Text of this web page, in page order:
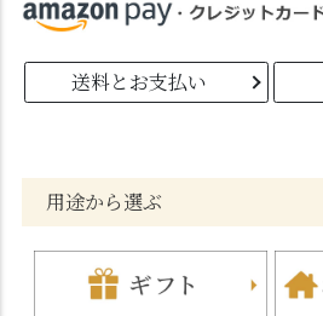
送料とお支払い
用途から選ぶ